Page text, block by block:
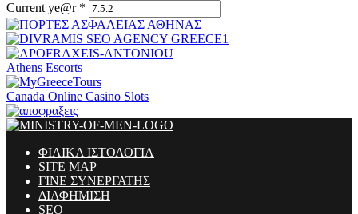
Current ye@r *
Athens Escorts
Canada Online Casino Slots
ΦΙΛΙΚΑ ΙΣΤΟΛΟΓΙΑ
SITE MAP
ΓΙΝΕ ΣΥΝΕΡΓΑΤΗΣ
ΔΙΑΦΗΜΙΣΗ
SEO